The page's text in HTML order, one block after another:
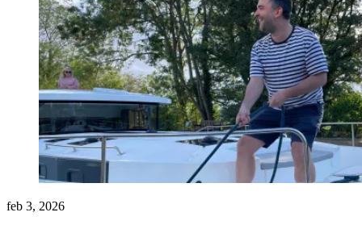
feb 3, 2026